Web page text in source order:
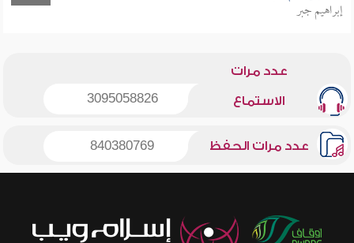
إبراهيم جبر
عدد مرات
الاستماع 3095058826
عدد مرات الحفظ 840380769